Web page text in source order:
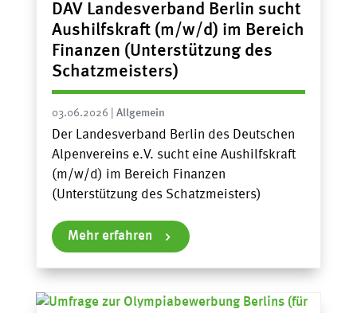
DAV Landesverband Berlin sucht
Aushilfskraft (m/w/d) im Bereich
Finanzen (Unterstützung des
Schatzmeisters)
03.06.2026 Allgemein
Der Landesverband Berlin des Deutschen
Alpenvereins e.V. sucht eine Aushilfskraft
(m/w/d) im Bereich Finanzen
(Unterstützung des Schatzmeisters)
Mehr erfahren